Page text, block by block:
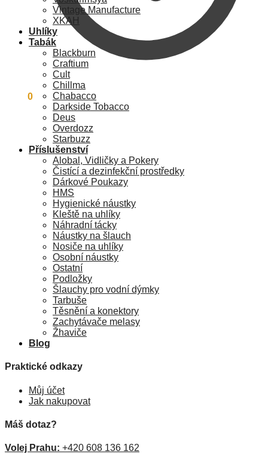
0
Vintage Manufacture
XKAH
Uhlíky
Tabák
Blackburn
Craftium
Cult
Chillma
Chabacco
Darkside Tobacco
Deus
Overdozz
Starbuzz
Příslušenství
Alobal, Vidličky a Pokery
Čistící a dezinfekční prostředky
Dárkové Poukazy
HMS
Hygienické náustky
Kleště na uhlíky
Náhradní tácky
Náustky na šlauch
Nosiče na uhlíky
Osobní náustky
Ostatní
Podložky
Šlauchy pro vodní dýmky
Tarbuše
Těsnění a konektory
Zachytávače melasy
Žhaviče
Blog
Praktické odkazy
Můj účet
Jak nakupovat
Máš dotaz?
Volej Prahu: +420 608 136 162